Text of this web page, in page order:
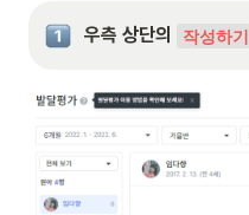
우측 상단의 작성하기